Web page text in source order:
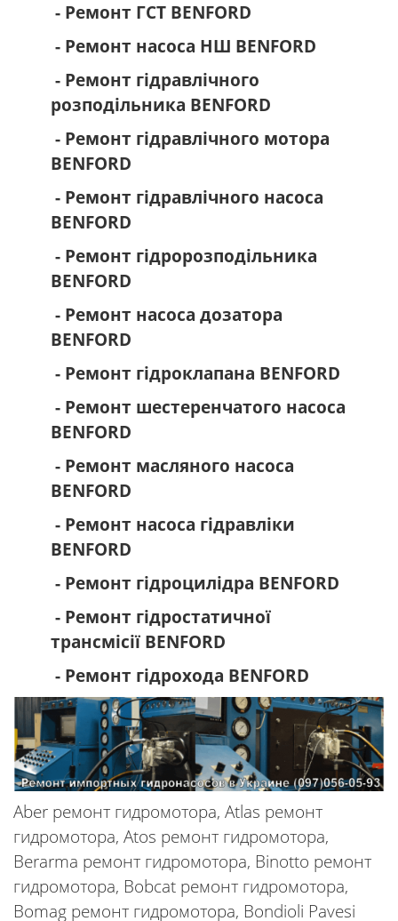
- Ремонт ГСТ BENFORD
- Ремонт насоса НШ BENFORD
- Ремонт гідравлічного
розподільника BENFORD
- Ремонт гідравлічного мотора
BENFORD
- Ремонт гідравлічного насоса
BENFORD
- Ремонт гідророзподільника
BENFORD
- Ремонт насоса дозатора
BENFORD
- Ремонт гідроклапана BENFORD
- Ремонт шестеренчатого насоса
BENFORD
- Ремонт масляного насоса
BENFORD
- Ремонт насоса гідравліки
BENFORD
- Ремонт гідроцилідра BENFORD
- Ремонт гідростатичної
трансмісії BENFORD
- Ремонт гідрохода BENFORD
Aber ремонт гидромотора, Atlas ремонт
гидромотора, Atos ремонт гидромотора,
Berarma ремонт гидромотора, Binotto ремонт
гидромотора, Bobcat ремонт гидромотора,
Bomag ремонт гидромотора, Bondioli Pavesi